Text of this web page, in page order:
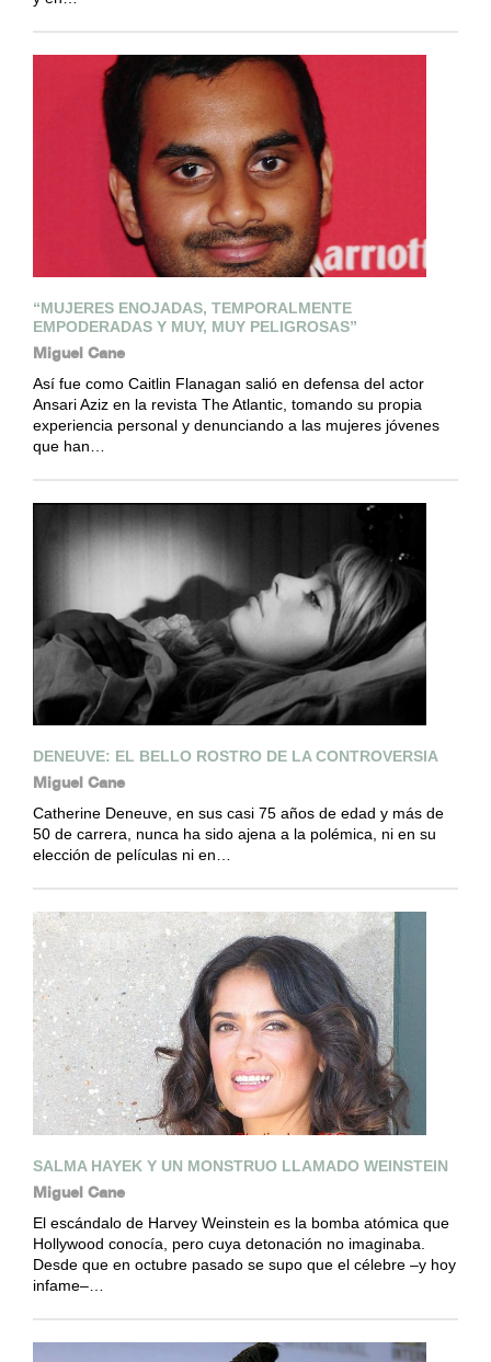
“MUJERES ENOJADAS, TEMPORALMENTE
EMPODERADAS Y MUY, MUY PELIGROSAS”
Miguel Cane
Así fue como Caitlin Flanagan salió en defensa del actor
Ansari Aziz en la revista The Atlantic, tomando su propia
experiencia personal y denunciando a las mujeres jóvenes
que han…
DENEUVE: EL BELLO ROSTRO DE LA CONTROVERSIA
Miguel Cane
Catherine Deneuve, en sus casi 75 años de edad y más de
50 de carrera, nunca ha sido ajena a la polémica, ni en su
elección de películas ni en…
SALMA HAYEK Y UN MONSTRUO LLAMADO WEINSTEIN
Miguel Cane
El escándalo de Harvey Weinstein es la bomba atómica que
Hollywood conocía, pero cuya detonación no imaginaba.
Desde que en octubre pasado se supo que el célebre –y hoy
infame–…